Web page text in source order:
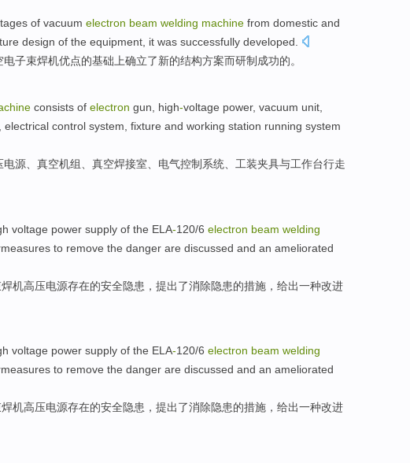
of vacuum electron beam welding machine from domestic and
design of the equipment, it was successfully developed
电子束焊机优点的基础上确立了新的结构方案而研制 成功的。
consists of electron gun, high-voltage power, vacuum unit
electrical control system fixture and working station running system
电源 真空机组 、真空焊接室 电气控制 系统 工装夹具与工作台行走
voltage power supply of the ELA-120/6 electron beam welding
to remove the danger are discussed and an ameliorated
焊机高压电源存在的安全隐患 ， 提出了消除隐患的措施，给出一种改进
voltage power supply of the ELA-120/6 electron beam welding
to remove the danger are discussed and an ameliorated
焊机高压电源存在的安全隐患 ， 提出了消除隐患的措施，给出一种改进